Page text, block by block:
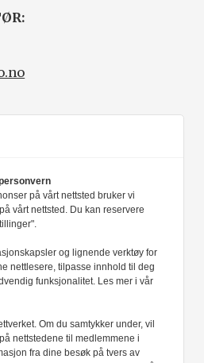
på vårt nettsted bruker vi
vårt nettsted. Du kan reservere
og lignende verktøy for
nettlesere, tilpasse innhold til deg
funksjonalitet. Les mer i vår
Om du samtykker under, vil
nettstedene til medlemmene i
fra dine besøk på tvers av